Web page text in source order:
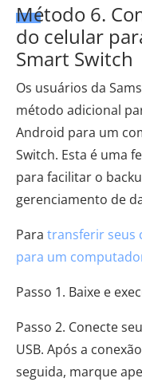
Método 6.
do celular
Smart Switch
Os usuários da
método adicional
Android para um
Switch. Esta é uma
para facilitar o
gerenciamento de
Para transferir seus
para um
Passo 1. Baixe e
Passo 2. Conecte
USB. Após a
seguida, marque